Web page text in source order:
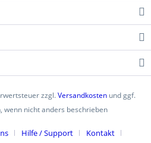
zzgl.Versandkosten und ggf.
wenn nicht anders beschrieben
Hilfe / Support Kontakt